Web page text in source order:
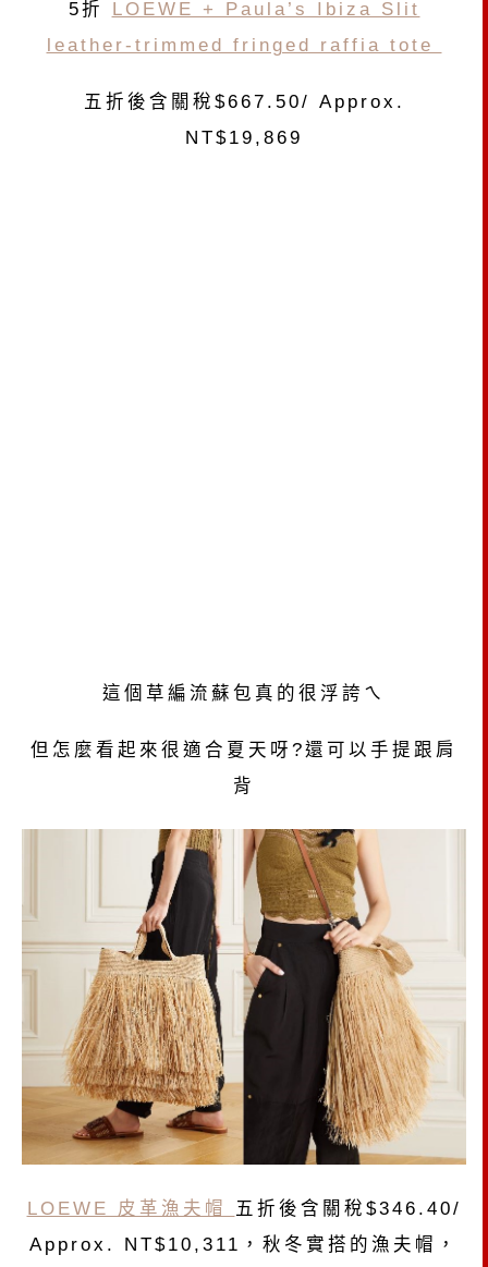
5折
LOEWE + Paula’s Ibiza Slit
leather-trimmed fringed raffia tote
五折後含關稅$667.50/ Approx.
NT$19,869
這個草編流蘇包真的很浮誇ㄟ
但怎麼看起來很適合夏天呀?還可以手提跟肩
背
LOEWE 皮革漁夫帽 五折後含關稅$346.40/
Approx. NT$10,311，秋冬實搭的漁夫帽，